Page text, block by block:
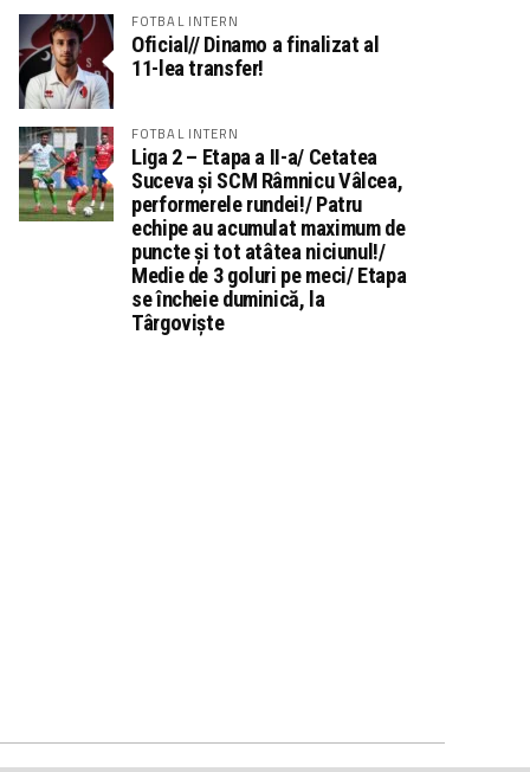
FOTBAL INTERN
Oficial// Dinamo a finalizat al
11-lea transfer!
FOTBAL INTERN
Liga 2 – Etapa a II-a/ Cetatea
Suceva și SCM Râmnicu Vâlcea,
performerele rundei!/ Patru
echipe au acumulat maximum de
puncte și tot atâtea niciunul!/
Medie de 3 goluri pe meci/ Etapa
se încheie duminică, la
Târgoviște